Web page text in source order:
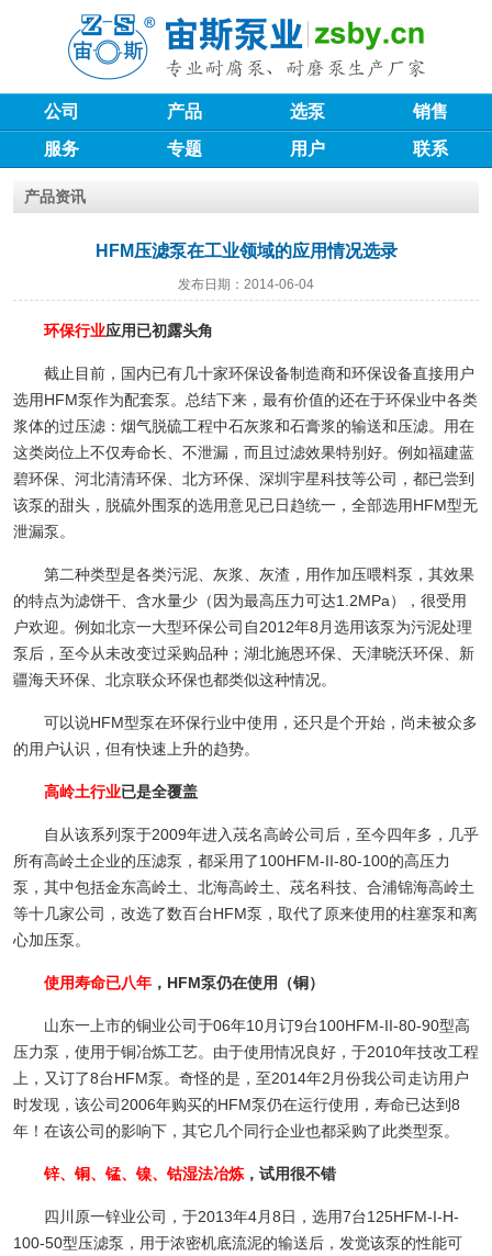
公司 产品 选泵
销售
服务
专题 用户 联系
产品资讯
HFM压滤泵在工业领域的应用情况选录
发布日期：2014-06-04
环保行业应用已初露头角
截止目前，国内已有几十家环保设备制造商和环保设备直接用户
选用HFM泵作为配套泵。总结下来，最有价值的还在于环保业中各类
浆体的过压滤：烟气脱硫工程中石灰浆和石膏浆的输送和压滤。用在
这类岗位上不仅寿命长、不泄漏，而且过滤效果特别好。例如福建蓝
碧环保、河北清清环保、北方环保、深圳宇星科技等公司，都已尝到
该泵的甜头，脱硫外围泵的选用意见已日趋统一，全部选用HFM型无
泄漏泵。
第二种类型是各类污泥、灰浆、灰渣，用作加压喂料泵，其效果
的特点为滤饼干、含水量少（因为最高压力可达1.2MPa），很受用
户欢迎。例如北京一大型环保公司自2012年8月选用该泵为污泥处理
泵后，至今从未改变过采购品种；湖北施恩环保、天津晓沃环保、新
疆海天环保、北京联众环保也都类似这种情况。
可以说HFM型泵在环保行业中使用，还只是个开始，尚未被众多
的用户认识，但有快速上升的趋势。
高岭土行业已是全覆盖
自从该系列泵于2009年进入荗名高岭公司后，至今四年多，几乎
所有高岭土企业的压滤泵，都采用了100HFM-II-80-100的高压力
泵，其中包括金东高岭土、北海高岭土、荗名科技、合浦锦海高岭土
等十几家公司，改选了数百台HFM泵，取代了原来使用的柱塞泵和离
心加压泵。
使用寿命已八年 ，HFM泵仍在使用（铜）
山东一上市的铜业公司于06年10月订9台100HFM-II-80-90型高
压力泵，使用于铜冶炼工艺。由于使用情况良好，于2010年技改工程
上，又订了8台HFM泵。奇怪的是，至2014年2月份我公司走访用户
时发现，该公司2006年购买的HFM泵仍在运行使用，寿命已达到8
年！在该公司的影响下，其它几个同行企业也都采购了此类型泵。
锌、铜、锰、镍、钴湿法冶炼 ，试用很不错
四川原一锌业公司，于2013年4月8日，选用7台125HFM-I-H-
100-50型压滤泵，用于浓密机底流泥的输送后，发觉该泵的性能可